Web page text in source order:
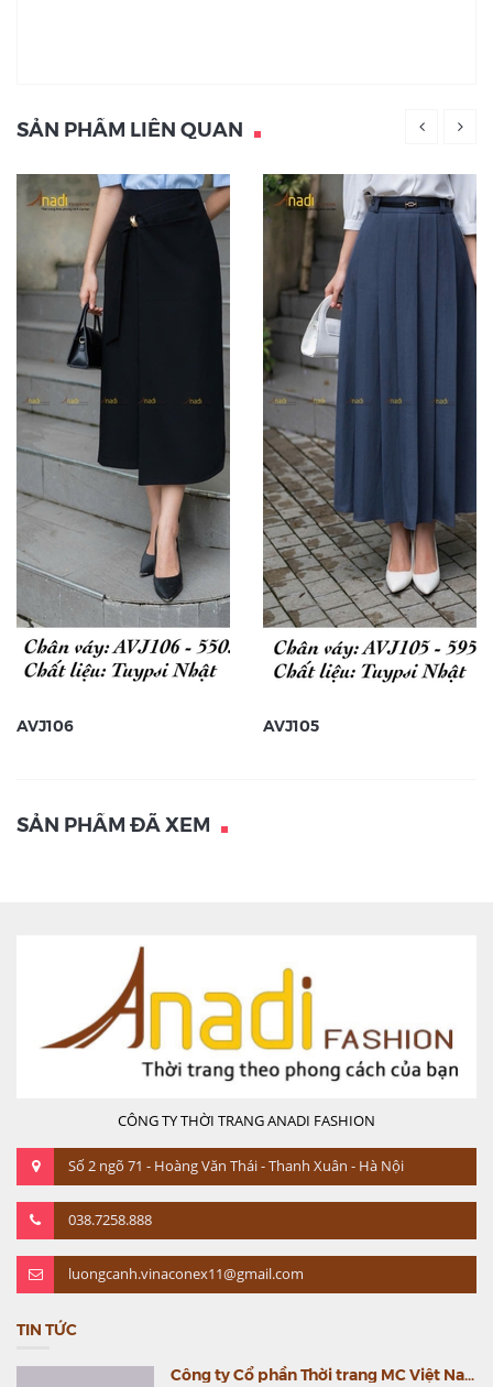
SẢN PHẨM LIÊN QUAN
AVJ106 AVJ105
SẢN PHẨM ĐÃ XEM
CÔNG TY THỜI TRANG ANADI FASHION
Số 2 ngõ 71 - Hoàng Văn Thái - Thanh Xuân - Hà Nội
038.7258.888
luongcanh.vinaconex11@gmail.com
TIN TỨC
Công ty Cổ phần Thời trang MC Việt Nam (MC Fashion) tổ chức Gala mừng sinh nhật lần thứ 9